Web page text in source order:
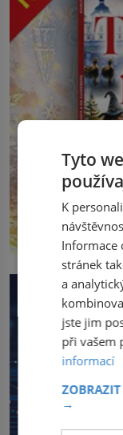
Tyto
K
Informace
stránek
a
jste jim
při vašem
informací
→